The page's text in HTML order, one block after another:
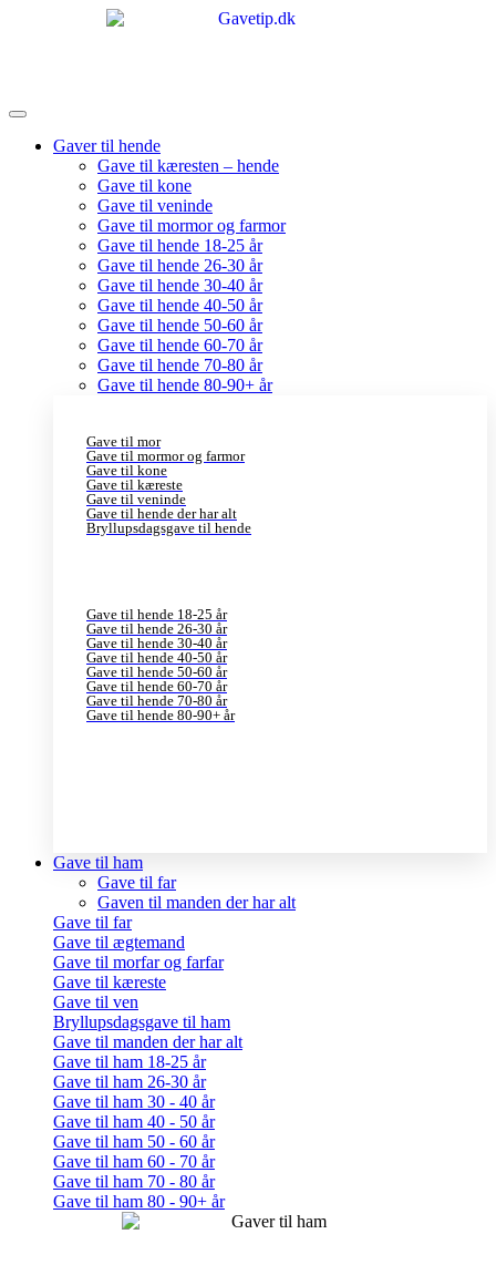
Gaver til hende
Gave til kæresten – hende
Gave til kone
Gave til veninde
Gave til mormor og farmor
Gave til hende 18-25 år
Gave til hende 26-30 år
Gave til hende 30-40 år
Gave til hende 40-50 år
Gave til hende 50-60 år
Gave til hende 60-70 år
Gave til hende 70-80 år
Gave til hende 80-90+ år
Gave til mor
Gave til mormor og farmor
Gave til kone
Gave til kæreste
Gave til veninde
Gave til hende der har alt
Bryllupsdagsgave til hende
Gave til hende 18-25 år
Gave til hende 26-30 år
Gave til hende 30-40 år
Gave til hende 40-50 år
Gave til hende 50-60 år
Gave til hende 60-70 år
Gave til hende 70-80 år
Gave til hende 80-90+ år
Gave til ham
Gave til far
Gaven til manden der har alt
Gave til far
Gave til ægtemand
Gave til morfar og farfar
Gave til kæreste
Gave til ven
Bryllupsdagsgave til ham
Gave til manden der har alt
Gave til ham 18-25 år
Gave til ham 26-30 år
Gave til ham 30 - 40 år
Gave til ham 40 - 50 år
Gave til ham 50 - 60 år
Gave til ham 60 - 70 år
Gave til ham 70 - 80 år
Gave til ham 80 - 90+ år